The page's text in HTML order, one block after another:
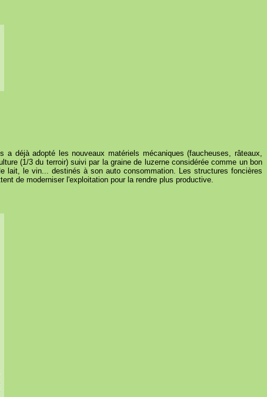
a déjà adopté les nouveaux matériels mécaniques (faucheuses, râteaux,
(1/3 du terroir) suivi par la graine de luzerne considérée comme un bon
lait, le vin... destinés à son auto consommation. Les structures foncières
de moderniser l'exploitation pour la rendre plus productive.